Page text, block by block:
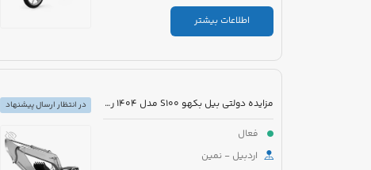
اطلاعات بیشتر
مزایده دولتی بیل بکهو S100 مدل 1404 رنگ زرد
فعال
اردبیل - نمین
در انتظار ارسال پیشنهاد